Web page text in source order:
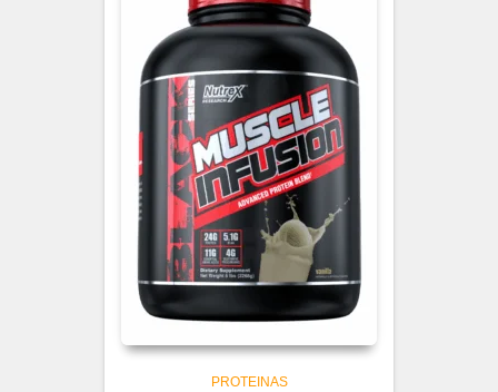
PROTEINAS